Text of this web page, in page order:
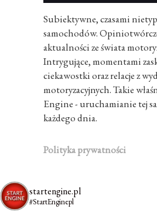
Subiektywne, czasami
samochodów.
aktualności ze świata
Intrygujące, momentami
ciekawostki oraz relacje z
motoryzacyjnych. Takie
Engine - uruchamianie tej
każdego dnia.
Polityka prywatności
startengine.pl
#StartEnginepl